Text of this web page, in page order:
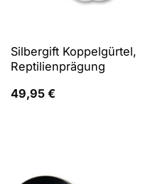
Silbergift Koppelgürtel,
Reptilienprägung
49,95 €